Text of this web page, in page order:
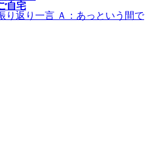
自宅
り返り一言 Ａ：あっという間で